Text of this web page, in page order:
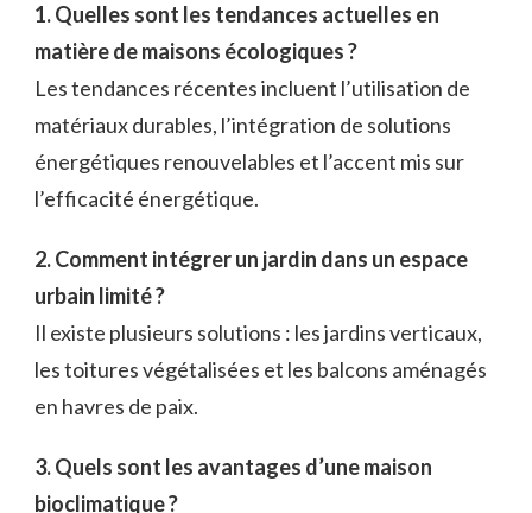
1. Quelles sont les tendances actuelles en
matière de maisons écologiques ?
Les tendances récentes incluent l’utilisation de
matériaux durables, l’intégration de solutions
énergétiques renouvelables et l’accent mis sur
l’efficacité énergétique.
2. Comment intégrer un jardin dans un espace
urbain limité ?
Il existe plusieurs solutions : les jardins verticaux,
les toitures végétalisées et les balcons aménagés
en havres de paix.
3. Quels sont les avantages d’une maison
bioclimatique ?